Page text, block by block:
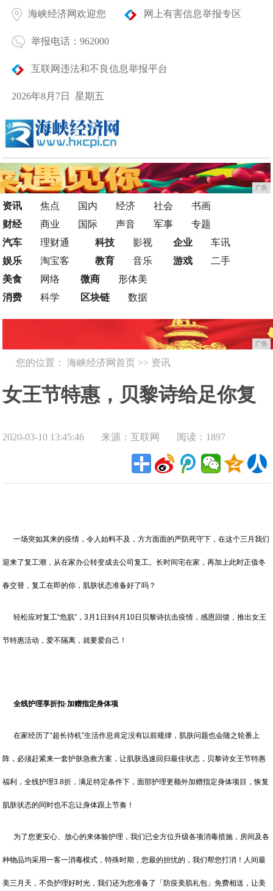
海峡经济网欢迎您 网上有害信息举报专区
举报电话：962000
互联网违法和不良信息举报平台
2026年8月7日 星期五
广告
资讯 焦点 国内 经济 社会
书画
财经
商业 国际 声音 军事
专题
汽车
理财通
娱乐
淘宝客
科技
影视
教育
音乐
企业
车讯
游戏
二手
美食
网络
消费
科学
微商
形体美
区块链
数据
广告
您的位置：海峡经济网首页 >> 资讯
女王节特惠，贝黎诗给足你复
工宠爱！
2020-03-10 13:45:46 来源：互联网 阅读：1897
一场突如其来的疫情，令人始料不及，方方面面的严防死守下，在这个三月我们
迎来了复工潮，从在家办公转变成去公司复工。长时间宅在家，再加上此时正值冬
春交替，复工在即的你，肌肤状态准备好了吗？
轻松应对复工“危肌”，3月1日到4月10日贝黎诗抗击疫情，感恩回馈，推出女王
节特惠活动，爱不隔离，就要爱自己！
全线护理享折扣·加赠指定身体项
在家经历了“超长待机”生活作息肯定没有以前规律，肌肤问题也会随之轮番上
阵，必须赶紧来一套护肤急救方案，让肌肤迅速回归最佳状态，贝黎诗女王节特惠
福利，全线护理3.8折，满足特定条件下，面部护理更额外加赠指定身体项目，恢复
肌肤状态的同时也不忘让身体跟上节奏！
为了您更安心、放心的来体验护理，我们已全方位升级各项消毒措施，房间及各
种物品均采用一客一消毒模式，特殊时期，您最的担忧的，我们帮您打消！人间最
美三月天，不负护理好时光，我们还为您准备了「防疫美肌礼包」免费相送，让美